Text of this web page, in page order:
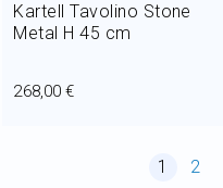
Kartell Tavolino Stone
Metal H 45 cm
268,00 €
1 2